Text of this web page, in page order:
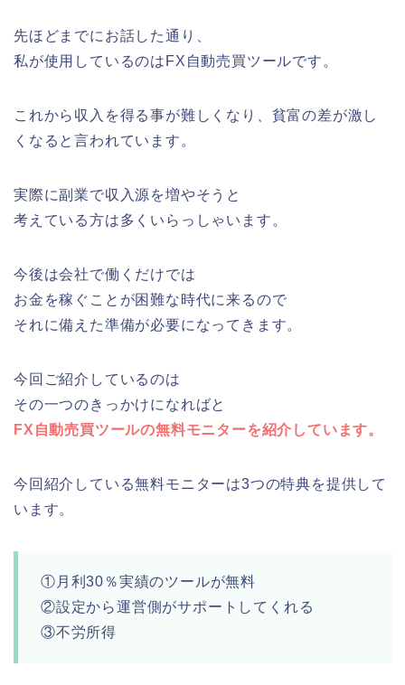
先ほどまでにお話した通り、
私が使用しているのはFX自動売買ツールです。
これから収入を得る事が難しくなり、貧富の差が激し
くなると言われています。
実際に副業で収入源を増やそうと
考えている方は多くいらっしゃいます。
今後は会社で働くだけでは
お金を稼ぐことが困難な時代に来るので
それに備えた準備が必要になってきます。
今回ご紹介しているのは
その一つのきっかけになればと
FX自動売買ツールの無料モニターを紹介しています。
今回紹介している無料モニターは3つの特典を提供して
います。
①月利30％実績のツールが無料
②設定から運営側がサポートしてくれる
③不労所得